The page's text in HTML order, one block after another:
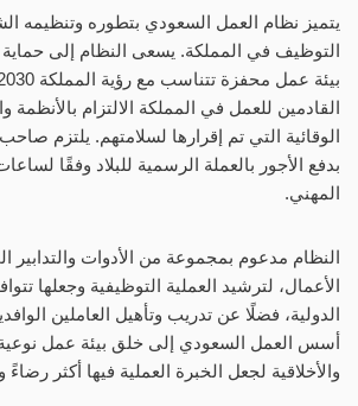
يتميز نظام العمل السعودي بتطوره وتنظيمه
التوظيف في المملكة. يسعى النظام إلى
القادمين للعمل في المملكة الالتزام بالأنظمة
الوقائية التي تم إقرارها لسلامتهم. يلتزم
بدفع الأجور بالعملة الرسمية للبلاد وفقًا
المهني.
النظام مدعوم بمجموعة من الأدوات
الأعمال، لترشيد العملية التوظيفية وجعلها
الدولية، فضلًا عن تدريب وتأهيل العاملين
أسس العمل السعودي إلى خلق بيئة عمل نوعية
والأخلاقية لجعل الخبرة العملية فيها أكثر رضاءً